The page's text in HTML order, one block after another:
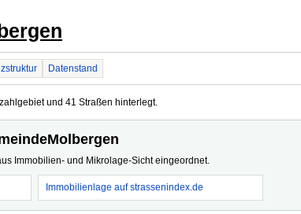
Datenstand
und 41 Straßen hinterlegt.
Immobilien- und Mikrolage-Sicht eingeordnet.
Immobilienlage auf strassenindex.de